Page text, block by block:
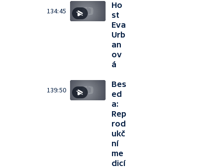
134:45
Ho
st
Eva
Urb
an
ov
á
139:50
Bes
ed
a:
Rep
rod
ukč
ní
me
dicí